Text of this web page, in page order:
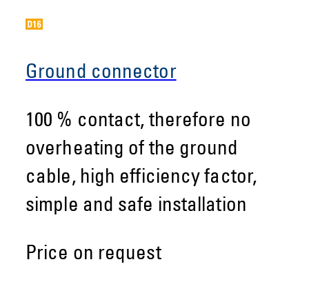
Ground connector
100 % contact, therefore no
overheating of the ground
cable, high efficiency factor,
simple and safe installation
Price on request